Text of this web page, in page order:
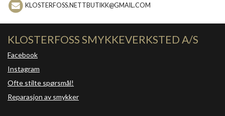
KLOSTERFOSS.NETTBUTIKK@GMAIL.COM
KLOSTERFOSS SMYKKEVERKSTED A/S
Facebook
Instagram
Ofte stilte spørsmål!
Reparasjon av smykker